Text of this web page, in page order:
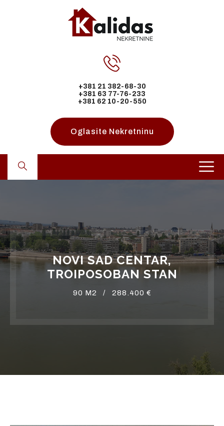
+381 21 382-68-30
+381 63 77-76-233
+381 62 10-20-550
Oglasite Nekretninu
NOVI SAD CENTAR,
TROIPOSOBAN STAN
90 M2 / 288.400 €